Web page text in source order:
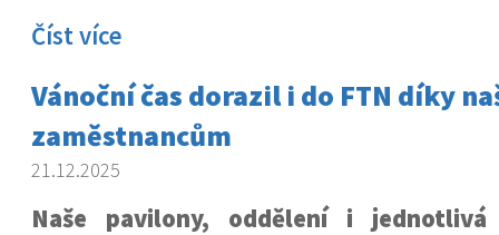
Číst více
Vánoční čas dorazil i do FTN díky
zaměstnancům
21.12.2025
Naše pavilony, oddělení i jednotlivá